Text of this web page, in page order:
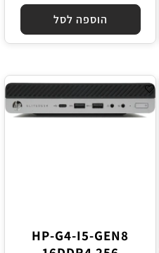
הוספה לסל
HP-G4-I5-GEN8